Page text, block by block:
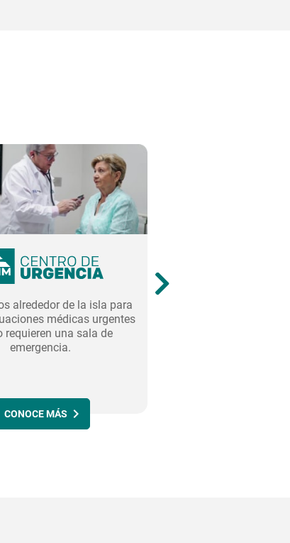
alrededor de la isla para
médicas urgentes
requieren una sala de
emergencia.
CONOCE MÁS